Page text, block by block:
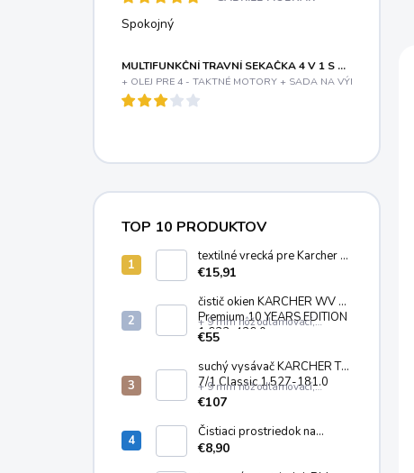
Spokojný
MULTIFUNKČNÍ TRAVNÍ SEKAČKA 4 V 1 S BENZINOVÝM MOTOREM A VARIABILNÍM POJEZDEM RIWALL PRO RPM 5155 V PRO
+ OLEJ PRE 4 - TAKTNÉ MOTORY + SADA NA VÝMENU OLEJA
TOP 10 PRODUKTOV
textilné vrecká pre Karcher T
7/1, T 8/1, T 11/1 (10ks)
€15,91
čistič okien KÄRCHER WV 2
Premium 10 YEARS EDITION
1.633-426.0
+ 9 mm nôž odlamovací,
plastový
€55
suchý vysávač KARCHER T
7/1 Classic 1.527-181.0
+ 9 mm nôž odlamovací,
plastový
€107
Čistiaci prostriedok na
čistenie kobercov a čalúnenia
€8,90